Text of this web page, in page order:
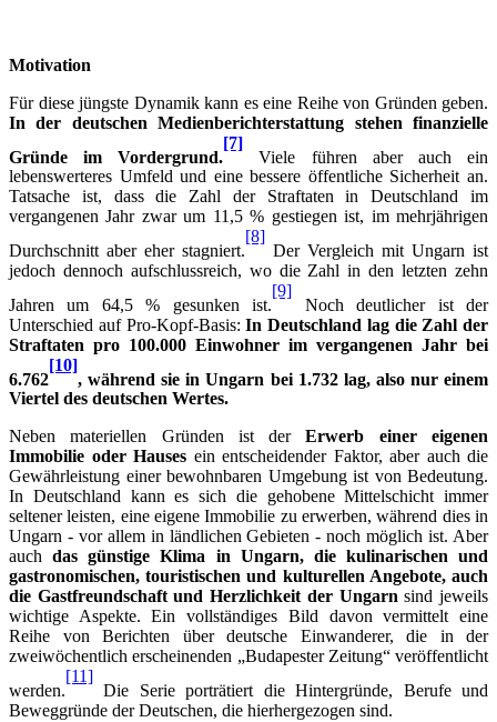
Motivation
Für diese jüngste Dynamik kann es eine Reihe von Gründen geben.
In der deutschen Medienberichterstattung stehen finanzielle
Gründe im Vordergrund.
[7]
Viele führen aber auch ein
lebenswerteres Umfeld und eine bessere öffentliche Sicherheit an.
Tatsache ist, dass die Zahl der Straftaten in Deutschland im
vergangenen Jahr zwar um 11,5 % gestiegen ist, im mehrjährigen
Durchschnitt aber eher stagniert.
[8]
Der Vergleich mit Ungarn ist
jedoch dennoch aufschlussreich, wo die Zahl in den letzten zehn
Jahren um 64,5 % gesunken ist.
[9]
Noch deutlicher ist der
Unterschied auf Pro-Kopf-Basis:In Deutschland lag die Zahl der
Straftaten pro 100.000 Einwohner im vergangenen Jahr bei
6.762
[10]
, während sie in Ungarn bei 1.732 lag, also nur einem
Viertel des deutschen Wertes.
Neben materiellen Gründen ist derErwerb einer eigenen
Immobilie oder Hauses ein entscheidender Faktor, aber auch die
Gewährleistung einer bewohnbaren Umgebung ist von Bedeutung.
In Deutschland kann es sich die gehobene Mittelschicht immer
seltener leisten, eine eigene Immobilie zu erwerben, während dies in
Ungarn - vor allem in ländlichen Gebieten - noch möglich ist. Aber
auchdas günstige Klima in Ungarn, die kulinarischen und
gastronomischen, touristischen und kulturellen Angebote, auch
die Gastfreundschaft und Herzlichkeit der Ungarn sind jeweils
wichtige Aspekte. Ein vollständiges Bild davon vermittelt eine
Reihe von Berichten über deutsche Einwanderer, die in der
zweiwöchentlich erscheinenden „Budapester Zeitung“ veröffentlicht
werden.
[11]
Die Serie porträtiert die Hintergründe, Berufe und
Beweggründe der Deutschen, die hierhergezogen sind.